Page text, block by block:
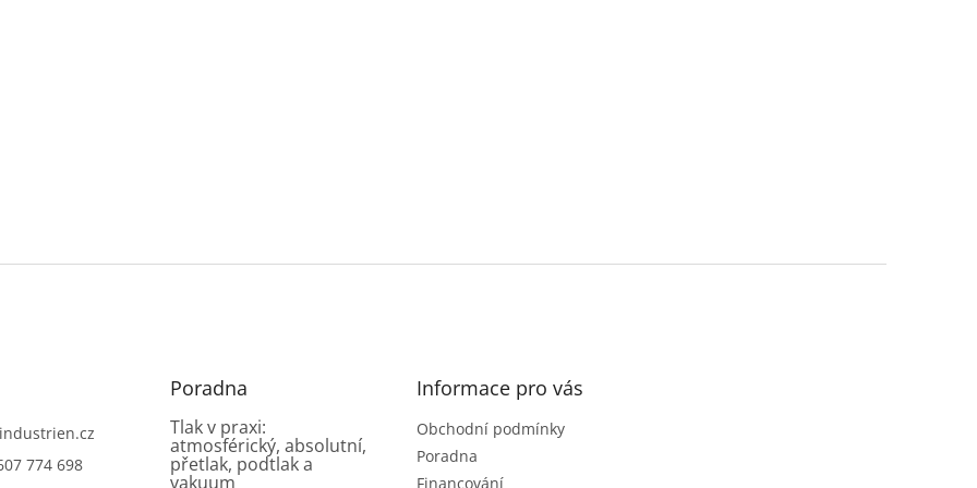
industrien.cz
774 698
Poradna
Tlak v praxi:
atmosférický, absolutní,
přetlak, podtlak a
vakuum
Informace pro vás
Obchodní podmínky
Poradna
Financování